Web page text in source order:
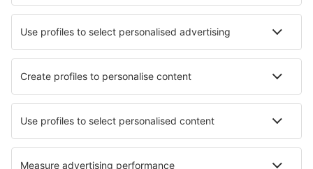
Hotels in Panama Hotels in Blaichach
Hotels in St Mary Hotels in La Aljorra
Hotels in Lugan